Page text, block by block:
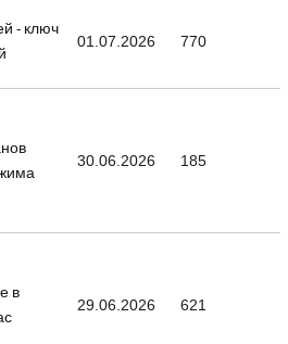
- ключ
01.07.2026 770
30.06.2026 185
в
29.06.2026 621